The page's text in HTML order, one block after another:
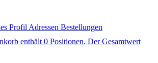
Profil Adressen Bestellungen
enthält 0 Positionen. Der Gesamtwert